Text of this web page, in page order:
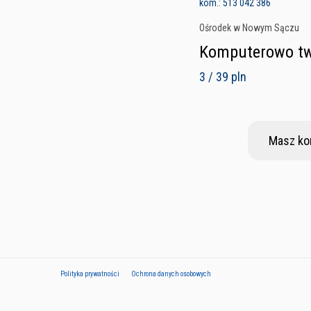
kom.: 513 042 386
Ośrodek w Nowym Sączu
Komputerowo
3 / 39 pln
Masz
Polityka prywatności Ochrona danych osobowych